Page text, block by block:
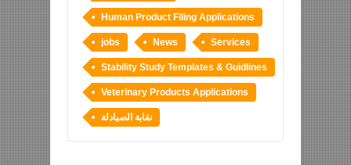
Human Product Filing Applications
jobs News Services
Stability Study Templates & Guidlines
Veterinary Products Applications
نقابة الصيادلة